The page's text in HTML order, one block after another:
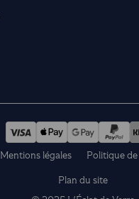
Mentions légales Politique
Plan du site